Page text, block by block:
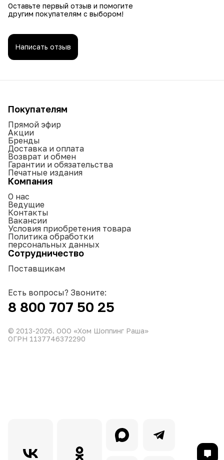
Оставьте первый отзыв и помогите
другим покупателям с выбором!
Написать отзыв
Покупателям
Прямой эфир
Акции
Бренды
Доставка и оплата
Возврат и обмен
Гарантии и обязательства
Печатные издания
Компания
О нас
Ведущие
Контакты
Вакансии
Условия приобретения товара
Политика обработки
персональных данных
Сотрудничество
Поставщикам
Есть вопросы? Звоните:
8 800 707 50 25
© 2013-2026. ООО «Хом Шоппинг Раша»
ОГРН 1137746372290